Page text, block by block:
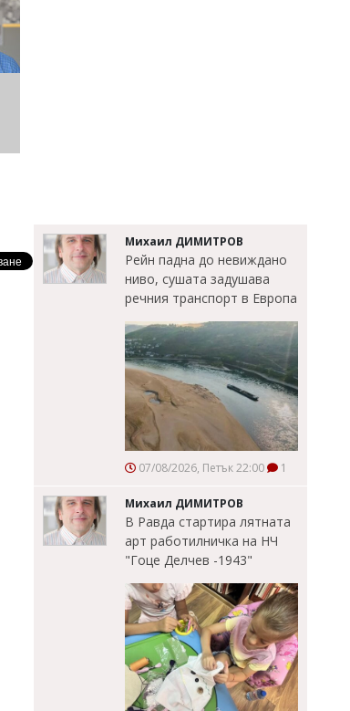
Михаил ДИМИТРОВ
Рейн падна до невиждано
ниво, сушата задушава
речния транспорт в Европа
07/08/2026, Петък 22:00 1
Михаил ДИМИТРОВ
В Равда стартира лятната
арт работилничка на НЧ
"Гоце Делчев -1943"